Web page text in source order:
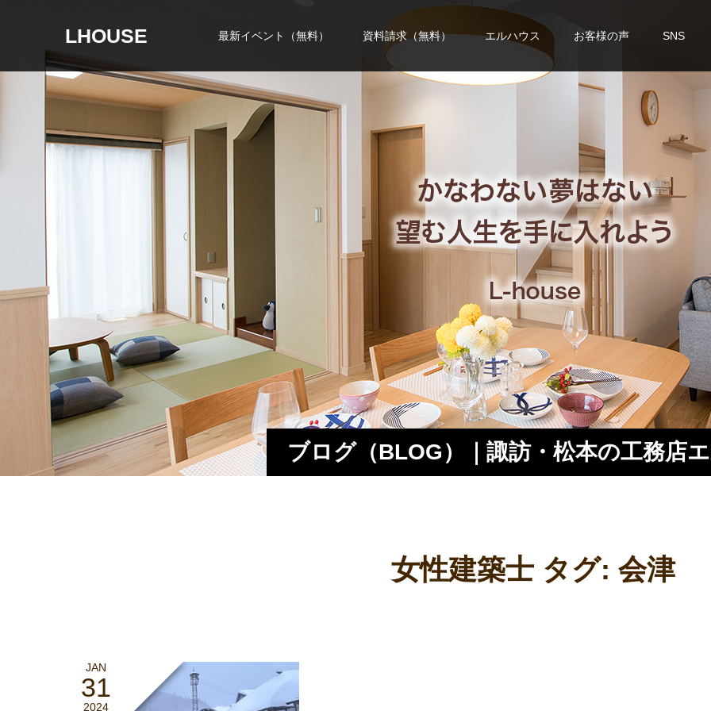
LHOUSE 最新イベント（無料） 資料請求（無料） エルハウス お客様の声 SNS
ブログ（BLOG）｜諏訪・松本の工務店
女性建築士 タグ: 会津
JAN
31
2024